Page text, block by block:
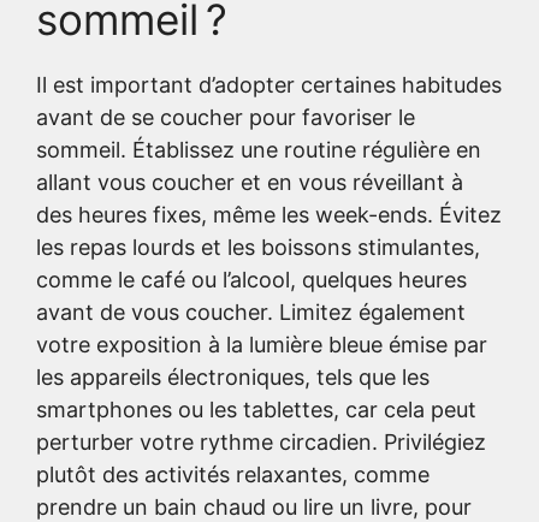
sommeil ?
Il est important d’adopter certaines habitudes
avant de se coucher pour favoriser le
sommeil. Établissez une routine régulière en
allant vous coucher et en vous réveillant à
des heures fixes, même les week-ends. Évitez
les repas lourds et les boissons stimulantes,
comme le café ou l’alcool, quelques heures
avant de vous coucher. Limitez également
votre exposition à la lumière bleue émise par
les appareils électroniques, tels que les
smartphones ou les tablettes, car cela peut
perturber votre rythme circadien. Privilégiez
plutôt des activités relaxantes, comme
prendre un bain chaud ou lire un livre, pour